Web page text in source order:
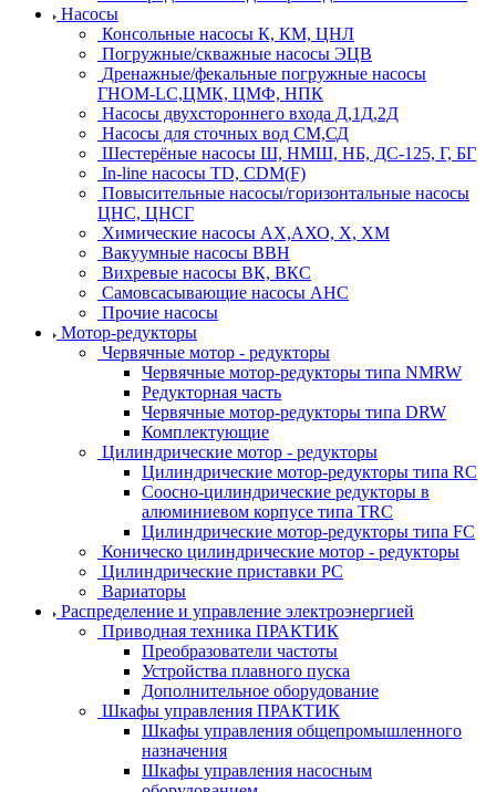
Насосы
Консольные насосы К, КМ, ЦНЛ
Погружные/скважные насосы ЭЦВ
Дренажные/фекальные погружные насосы
ГНОМ-LC,ЦМК, ЦМФ, НПК
Насосы двухстороннего входа Д,1Д,2Д
Насосы для сточных вод СМ,СД
Шестерёные насосы Ш, НМШ, НБ, ДС-125, Г, БГ
In-line насосы TD, CDM(F)
Повысительные насосы/горизонтальные насосы
ЦНС, ЦНСГ
Химические насосы АХ,АХО, Х, ХМ
Вакуумные насосы ВВН
Вихревые насосы ВК, ВКС
Самовсасывающие насосы АНС
Прочие насосы
Мотор-редукторы
Червячные мотор - редукторы
Червячные мотор-редукторы типа NMRW
Редукторная часть
Червячные мотор-редукторы типа DRW
Комплектующие
Цилиндрические мотор - редукторы
Цилиндрические мотор-редукторы типа RC
Соосно-цилиндрические редукторы в
алюминиевом корпусе типа TRC
Цилиндрические мотор-редукторы типа FC
Коническо цилиндрические мотор - редукторы
Цилиндрические приставки PC
Вариаторы
Распределение и управление электроэнергией
Приводная техника ПРАКТИК
Преобразователи частоты
Устройства плавного пуска
Дополнительное оборудование
Шкафы управления ПРАКТИК
Шкафы управления общепромышленного
назначения
Шкафы управления насосным